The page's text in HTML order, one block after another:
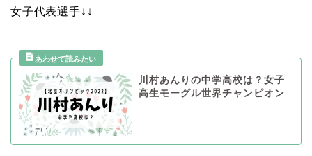
女子代表選手↓↓
川村あんりの中学高校は？女子
高生モーグル世界チャンピオン